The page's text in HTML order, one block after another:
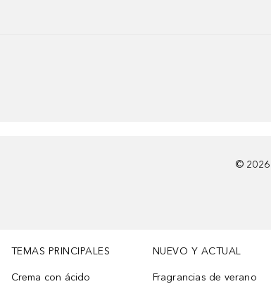
© 2026
TEMAS PRINCIPALES
Crema con ácido
NUEVO Y ACTUAL
Fragrancias de verano